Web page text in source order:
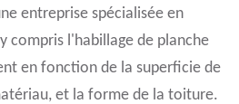
entreprise spécialisée en
compris l'habillage de planche
en fonction de la superficie de
et la forme de la toiture.